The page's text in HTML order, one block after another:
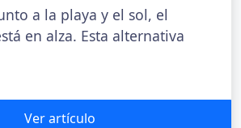
a la playa y el sol, el
en alza. Esta alternativa
Ver artículo